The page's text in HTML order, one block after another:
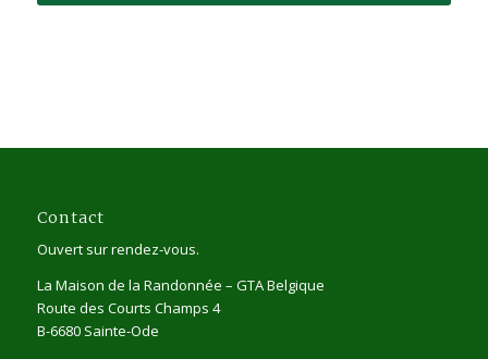
Contact
Ouvert sur rendez-vous.
La Maison de la Randonnée – GTA Belgique
Route des Courts Champs 4
B-6680 Sainte-Ode